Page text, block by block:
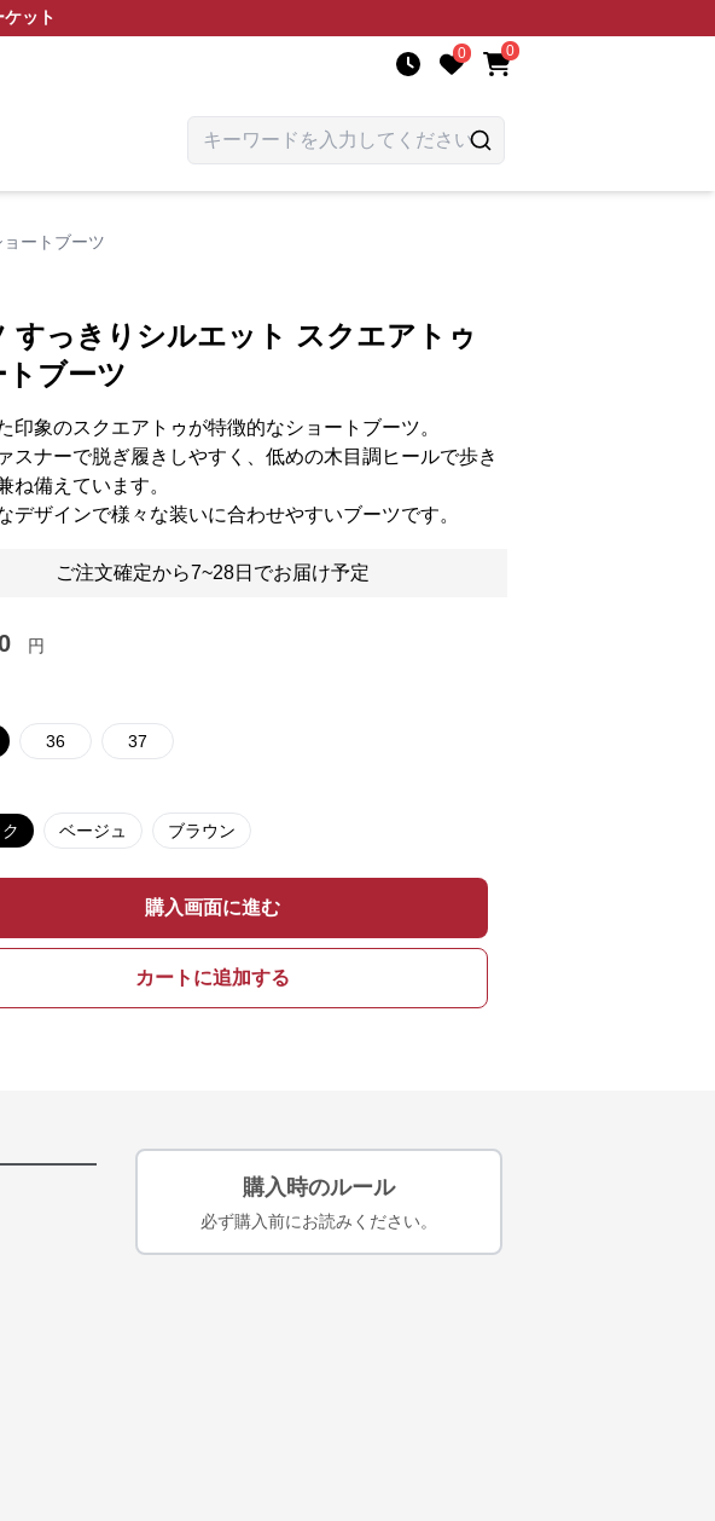
ット
0 0
ートブーツ
すっきりシルエット スクエアトゥ
トブーツ
印象のスクエアトゥが特徴的なショートブーツ。
スナーで脱ぎ履きしやすく、低めの木目調ヒールで歩き
ね備えています。
デザインで様々な装いに合わせやすいブーツです。
ご注文確定から7~28日でお届け予定
円
36 37
ベージュ ブラウン
購入画面に進む
カートに追加する
購入時のルール
必ず購入前にお読みください。